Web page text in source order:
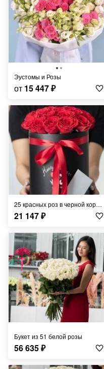
Эустомы и Розы
от 15 447₽
25 красных роз в черной коробке
21 147₽
Букет из 51 белой розы
56 635₽